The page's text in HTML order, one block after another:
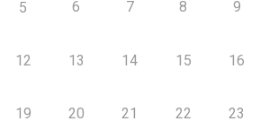
5 6 7 8 9
12 13 14 15 16
19 20 21 22 23